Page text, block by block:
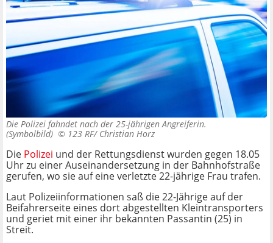
Die Polizei fahndet nach der 25-jährigen Angreiferin.
(Symbolbild) © 123 RF/ Christian Horz
Die Polizei und der Rettungsdienst wurden gegen 18.05
Uhr zu einer Auseinandersetzung in der Bahnhofstraße
gerufen, wo sie auf eine verletzte 22-jährige Frau trafen.
Laut Polizeiinformationen saß die 22-Jährige auf der
Beifahrerseite eines dort abgestellten Kleintransporters
und geriet mit einer ihr bekannten Passantin (25) in
Streit.